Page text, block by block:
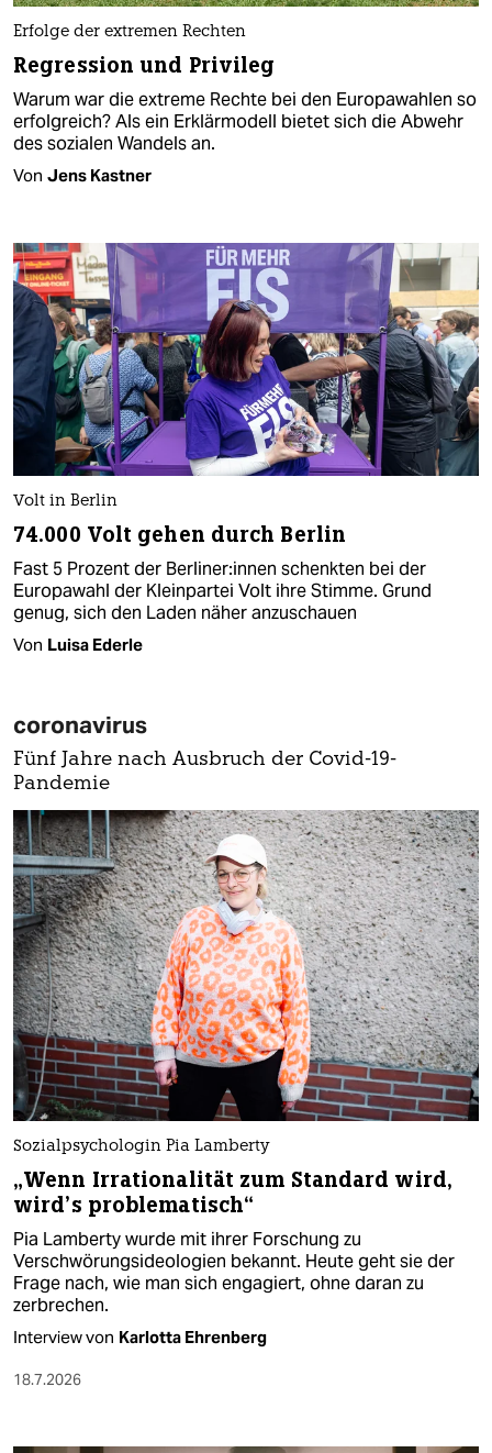
Erfolge der extremen Rechten
Regression und Privileg
Warum war die extreme Rechte bei den Europawahlen so
erfolgreich? Als ein Erklärmodell bietet sich die Abwehr
des sozialen Wandels an.
Von Jens Kastner
Volt in Berlin
74.000 Volt gehen durch Berlin
Fast 5 Prozent der Ber­li­ne­r:in­nen schenkten bei der
Europawahl der Kleinpartei Volt ihre Stimme. Grund
genug, sich den Laden näher anzuschauen
Von Luisa Ederle
coronavirus
Fünf Jahre nach Ausbruch der Covid-19-
Pandemie
Sozialpsychologin Pia Lamberty
„Wenn Irrationalität zum Standard wird,
wird’s problematisch“
Pia Lamberty wurde mit ihrer Forschung zu
Verschwörungsideologien bekannt. Heute geht sie der
Frage nach, wie man sich engagiert, ohne daran zu
zerbrechen.
Interview von Karlotta Ehrenberg
18.7.2026